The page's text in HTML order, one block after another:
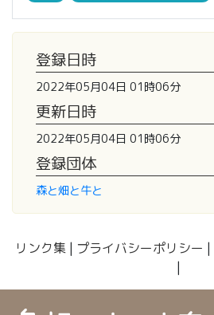
登録日時
2022年05月04日 01時06分
更新日時
2022年05月04日 01時06分
登録団体
森と畑と牛と
リンク集 | プライバシーポリシー |
|